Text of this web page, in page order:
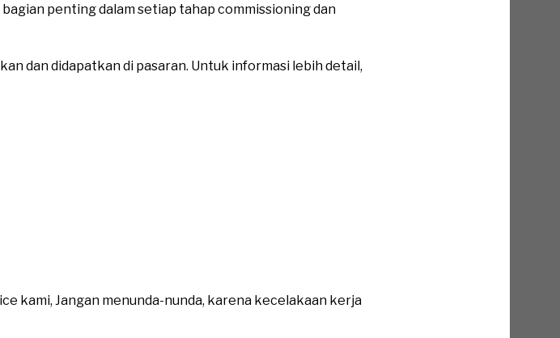
penting dalam setiap tahap commissioning dan
dan didapatkan di pasaran. Untuk informasi lebih detail,
kami, Jangan menunda-nunda, karena kecelakaan kerja